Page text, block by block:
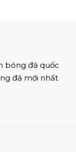
bóng đá quốc
đá mới nhất